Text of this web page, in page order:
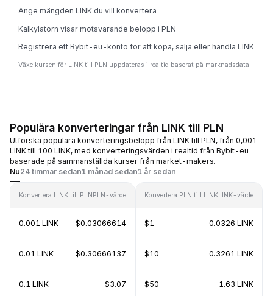
Ange mängden LINK du vill konvertera
Kalkylatorn visar motsvarande belopp i PLN
Registrera ett Bybit-eu-konto för att köpa, sälja eller handla LINK
Växelkursen för LINK till PLN uppdateras i realtid baserat på marknadsdata.
Populära konverteringar från LINK till PLN
Utforska populära konverteringsbelopp från LINK till PLN, från 0,001
LINK till 100 LINK, med konverteringsvärden i realtid från Bybit-eu
baserade på sammanställda kurser från market-makers.
Nu24 timmar sedan1 månad sedan1 år sedan
Konvertera LINK till PLNPLN-värde
0.001 LINK $0.03066614
0.01 LINK $0.30666137
0.1 LINK $3.07
Konvertera PLN till LINKLINK-värde
$1 0.0326 LINK
$10 0.3261 LINK
$50 1.63 LINK